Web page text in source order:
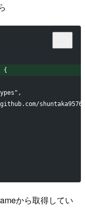
{
から取得してい